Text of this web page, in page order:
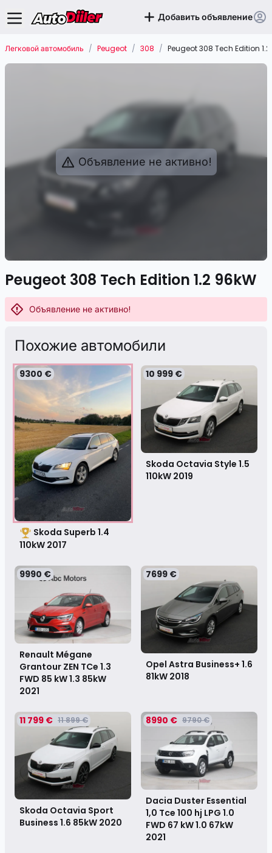
Добавить объявление
Легковой автомобиль / Peugeot / 308 / Peugeot 308 Tech Edition
Объявление не активно!
Peugeot 308 Tech Edition 1.2 96kW
Объявление не активно!
Похожие автомобили
9300 €
Skoda Superb 1.4
110kW 2017
10 999 €
Skoda Octavia Style 1.5
110kW 2019
9990 €
Renault Mégane
Grantour ZEN TCe 1.3
FWD 85 kW 1.3 85kW
2021
7699 €
Opel Astra Business+ 1.6
81kW 2018
11 799 € 11 899 €
Skoda Octavia Sport
Business 1.6 85kW 2020
8990 € 9790 €
Dacia Duster Essential
1,0 Tce 100 hj LPG 1.0
FWD 67 kW 1.0 67kW
2021